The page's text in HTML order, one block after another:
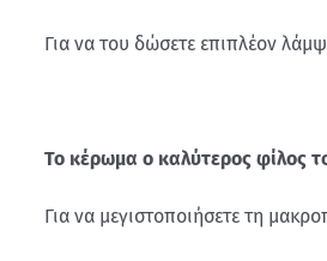
Για να του δώσετε επιπλέον
Το κέρωμα ο καλύτερος φίλος
Για να μεγιστοποιήσετε τη